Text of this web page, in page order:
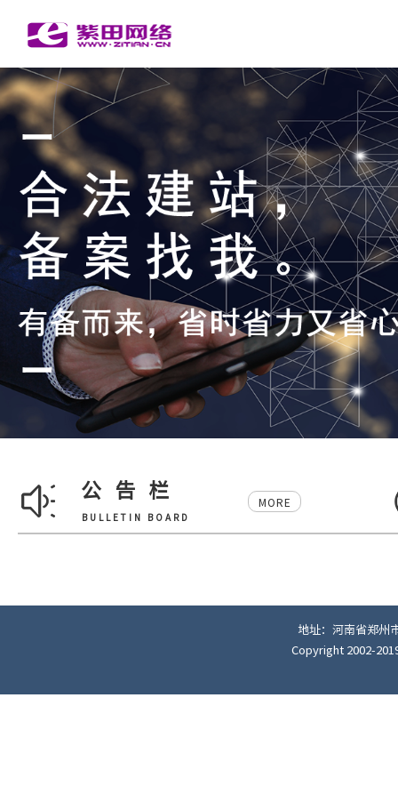
公告栏
BULLETIN BOARD
MORE
地址：河南省郑州
Copyright 2002-